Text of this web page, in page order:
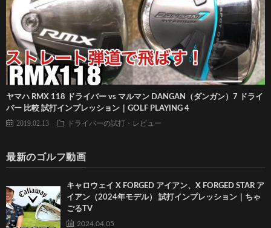
ヤマハ RMX 118 ドライバー vs マルマン DANGAN（ダンガン）7 ドライ
バー 比較 試打インプレッション｜GOLF PLAYING 4
2019.02.13 ドライバーの試打・レビュー
最新のゴルフ動画
キャロウェイ X FORGED アイアン、X FORGED STAR ア
イアン（2024年モデル） 試打インプレッション｜ちゃ
ごるTV
2024.04.05